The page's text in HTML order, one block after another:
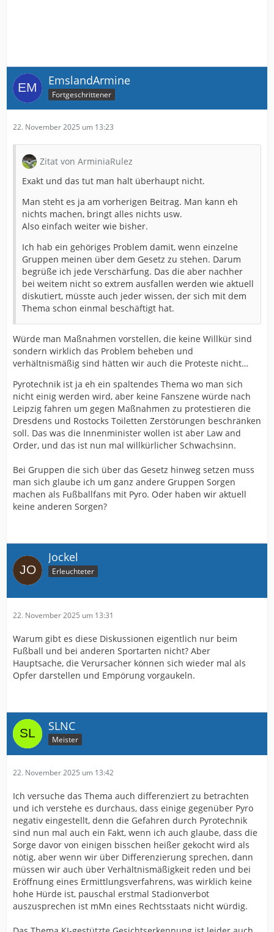
EmslandArmine
Fortgeschrittener
22. November 2025 um 13:23
Zitat von ArminiaRulez
Exakt und das tut man halt überhaupt nicht.
Man steht es ja am vorherigen Beitrag. Man kann eh
nichts machen, bringt alles nichts usw.
Also einfach weiter wie bisher.
Ich hab ein gehöriges Problem damit, wenn einzelne
Gruppen meinen über dem Gesetz zu stehen. Darum
begrüße ich jede Verschärfung. Das die aber nachher
bei weitem nicht so extrem ausfallen werden wie aktuell
diskutiert, müsste auch jeder wissen, der sich mit dem
Thema schon einmal beschäftigt hat.
Würde man Maßnahmen vorstellen, die keine Willkür sind
sondern wirklich das Problem beheben und
verhältnismäßig sind hätten wir auch die Proteste nicht…
Pyrotechnik ist ja eh ein spaltendes Thema wo man sich
nicht einig werden wird, aber keine Fanszene würde nach
Leipzig fahren um gegen Maßnahmen zu protestieren die
Dresdens und Rostocks Toiletten Zerstörungen beschränken
soll. Das was die Innenminister wollen ist aber Law and
Order, und das ist nun mal willkürlicher Schwachsinn.
Bei Gruppen die sich über das Gesetz hinweg setzen muss
man sich glaube ich um ganz andere Gruppen Sorgen
machen als Fußballfans mit Pyro. Oder haben wir aktuell
keine anderen Sorgen?
Jockel
Erleuchteter
22. November 2025 um 13:31
Warum gibt es diese Diskussionen eigentlich nur beim
Fußball und bei anderen Sportarten nicht? Aber
Hauptsache, die Verursacher können sich wieder mal als
Opfer darstellen und Empörung vorgaukeln.
SLNC
Meister
22. November 2025 um 13:42
Ich versuche das Thema auch differenziert zu betrachten
und ich verstehe es durchaus, dass einige gegenüber Pyro
negativ eingestellt, denn die Gefahren durch Pyrotechnik
sind nun mal auch ein Fakt, wenn ich auch glaube, dass die
Sorge davor von einigen bisschen heißer gekocht wird als
nötig, aber wenn wir über Differenzierung sprechen, dann
müssen wir auch über Verhältnismäßigkeit reden und bei
Eröffnung eines Ermittlungsverfahrens, was wirklich keine
hohe Hürde ist, pauschal erstmal Stadionverbot
auszusprechen ist mMn eines Rechtsstaats nicht würdig.